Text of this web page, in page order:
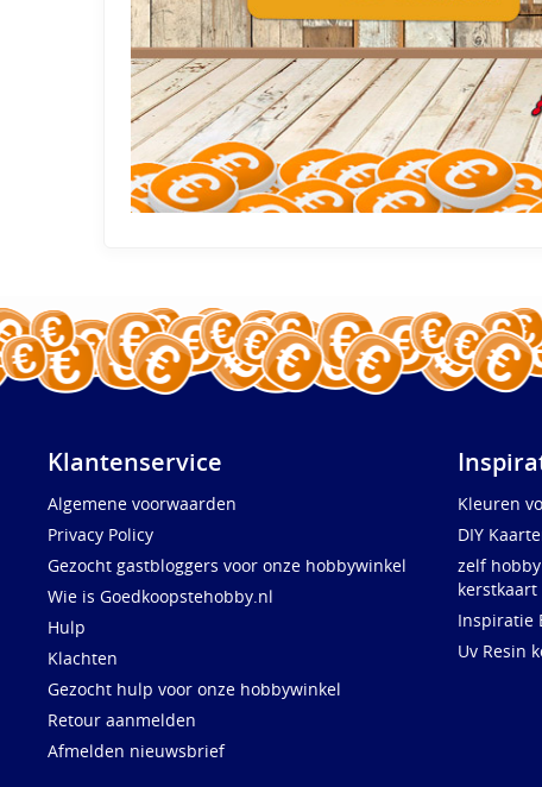
Klantenservice
Algemene voorwaarden
Privacy Policy
Gezocht gastbloggers voor onze hobbywinkel
Wie is Goedkoopstehobby.nl
Hulp
Klachten
Gezocht hulp voor onze hobbywinkel
Retour aanmelden
Afmelden nieuwsbrief
Kleuren
DIY
zelf
Inspiratie
Uv Resin